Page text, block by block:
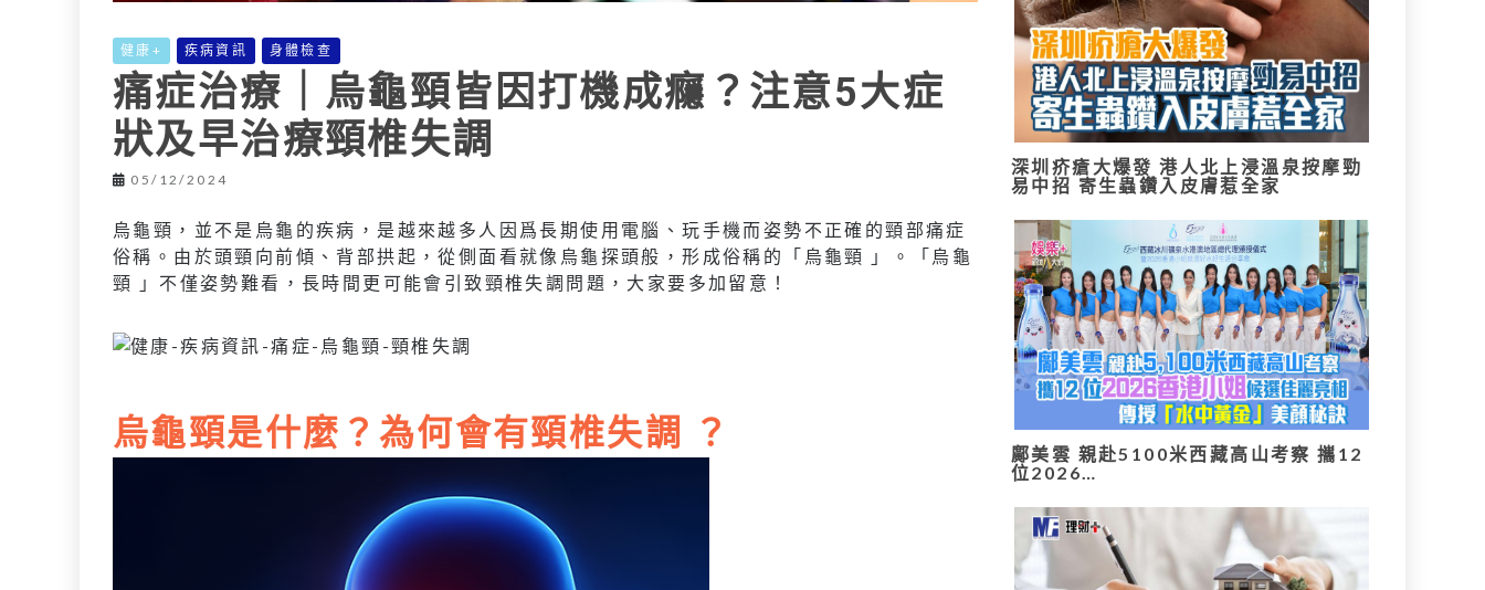
健康+ 疾病資訊 身體檢查
痛症治療｜烏龜頸皆因打機成癮？注意5大症
狀及早治療頸椎失調
05/12/2024
烏龜頸，並不是烏龜的疾病，是越來越多人因爲長期使用電腦、玩手機而姿勢不正確的頸部痛症
俗稱。由於頭頸向前傾、背部拱起，從側面看就像烏龜探頭般，形成俗稱的「烏龜頸 」。「烏龜
頸 」不僅姿勢難看，長時間更可能會引致頸椎失調問題，大家要多加留意！
烏龜頸是什麼？ 為何會有頸椎失調 ？
深圳疥瘡大爆發 港人北上浸溫泉按摩勁
易中招 寄生蟲鑽入皮膚惹全家
鄺美雲 親赴5100米西藏高山考察 攜12
位2026…